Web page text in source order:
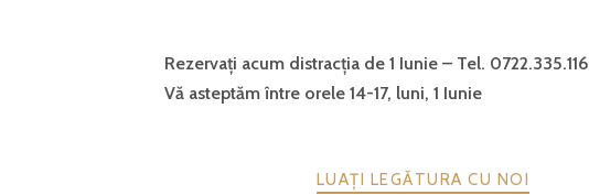
Rezervați acum distracția de 1 Iunie – Tel. 0722.335.116
Vă asteptăm între orele 14-17, luni, 1 Iunie
LUAȚI LEGĂTURA CU NOI